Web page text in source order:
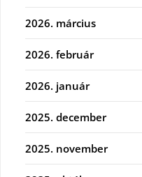
2026. március
2026. február
2026. január
2025. december
2025. november